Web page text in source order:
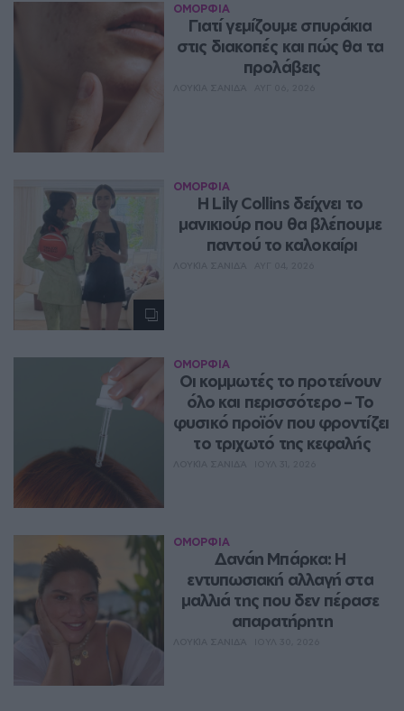
ΟΜΟΡΦΙΑ
Γιατί γεμίζουμε σπυράκια
στις διακοπές και πώς θα τα
προλάβεις
ΟΜΟΡΦΙΑ
Η Lily Collins δείχνει το
μανικιούρ που θα βλέπουμε
παντού το καλοκαίρι
ΟΜΟΡΦΙΑ
Οι κομμωτές το προτείνουν
όλο και περισσότερο – Το
φυσικό προϊόν που φροντίζει
το τριχωτό της κεφαλής
ΟΜΟΡΦΙΑ
Δανάη Μπάρκα: Η
εντυπωσιακή αλλαγή στα
μαλλιά της που δεν πέρασε
απαρατήρητη